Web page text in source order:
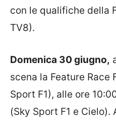
con le qualifiche della
TV8).
Domenica 30 giugno,
scena la Feature Race
Sport F1), alle ore
(Sky Sport F1 e Cielo).